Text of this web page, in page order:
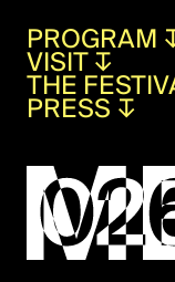
PROGRAM
VISIT↧
THE
PRESS ↧